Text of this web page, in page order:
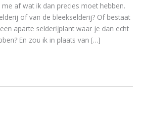
af wat ik dan precies moet hebben.
of van de bleekselderij? Of bestaat
aparte selderijplant waar je dan echt
En zou ik in plaats van […]